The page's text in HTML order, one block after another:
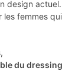
design actuel.
les femmes qui
du dressing